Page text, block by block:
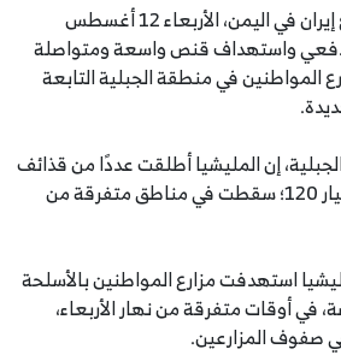
شنت مليشيا الحوثي ذراع إيران في اليمن، الأربعاء 12 أغسطس
مدفعي واستهداف قنص واسعة ومتواصلة
المواطنين في منطقة الجبلية التابعة
إن المليشيا أطلقت عددًا من قذائف
مدفعية الهاون الثقيل عيار 120؛ سقطت في مناطق متفرقة من
استهدفت مزارع المواطنين بالأسلحة
في أوقات متفرقة من نهار الأربعاء،
صفوف المزارعين.